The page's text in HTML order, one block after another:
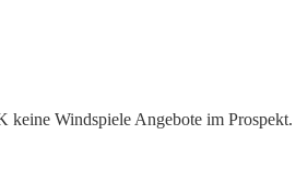
Windspiele Angebote im Prospekt.